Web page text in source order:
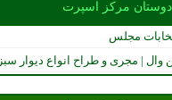
دوستان مركز اسپرت
مجلس
وال | مجری و طراح انواع دیوار سبز